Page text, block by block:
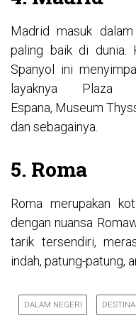
Madrid masuk
paling baik di dunia.
Spanyol ini
layaknya
Espana, Museum
dan sebagainya.
5. Roma
Roma merupakan
dengan nuansa
tarik tersendiri,
indah, patung-patung,
DALAM NEGERI